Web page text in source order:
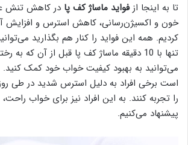
تا به اینجا ازفواید ماساژ کف پا در کاهش تنش
خون و اکسیژن‌رسانی، کاهش استرس و
کردیم. همه این فواید را کنار هم بگذارید
تنها با 10 دقیقه ماساژ کف پا قبل از آن که به
می‌توانید به بهبود کیفیت خواب خود کمک
است برخی افراد به دلیل استرس شدید در طی
را تجربه کنند. به این افراد نیز برای خواب
پیشنهاد می‌کنیم.